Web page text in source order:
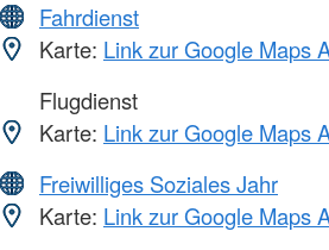
Fahrdienst
Karte: Link zur Google Maps
Flugdienst
Karte: Link zur Google Maps
Freiwilliges Soziales Jahr
Karte: Link zur Google Maps